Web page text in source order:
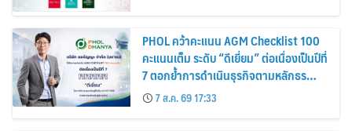
PHOL คว้าคะแนน AGM Checklist 100
คะแนนเต็ม ระดับ “ดีเยี่ยม” ต่อเนื่องเป็นปีที่
7 ตอกย้ำการดำเนินธุรกิจตามหลักธร
รมาภิบาล โปร่งใส สร้างความเชื่อมั่นผู้ถือ
หุ้น
7 ส.ค. 69 17:33